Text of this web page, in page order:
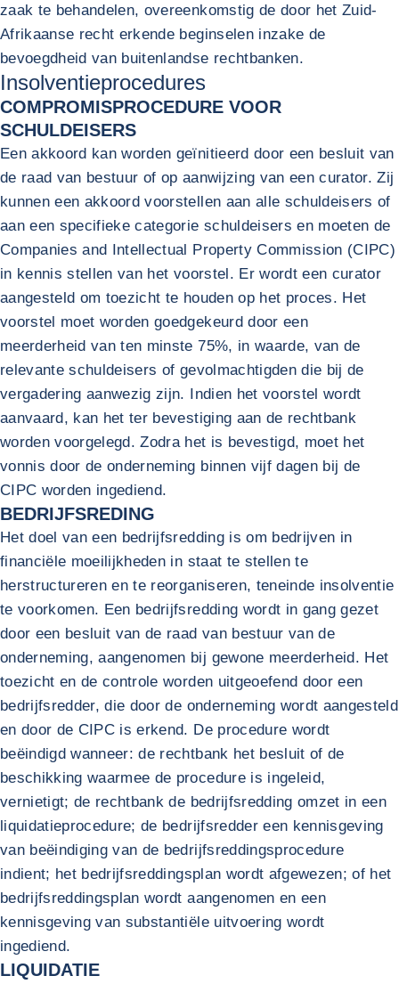
zaak te behandelen, overeenkomstig de door het Zuid-
Afrikaanse recht erkende beginselen inzake de
bevoegdheid van buitenlandse rechtbanken.
Insolventieprocedures
COMPROMISPROCEDURE VOOR
SCHULDEISERS
Een akkoord kan worden geïnitieerd door een besluit van
de raad van bestuur of op aanwijzing van een curator. Zij
kunnen een akkoord voorstellen aan alle schuldeisers of
aan een specifieke categorie schuldeisers en moeten de
Companies and Intellectual Property Commission (CIPC)
in kennis stellen van het voorstel. Er wordt een curator
aangesteld om toezicht te houden op het proces. Het
voorstel moet worden goedgekeurd door een
meerderheid van ten minste 75%, in waarde, van de
relevante schuldeisers of gevolmachtigden die bij de
vergadering aanwezig zijn. Indien het voorstel wordt
aanvaard, kan het ter bevestiging aan de rechtbank
worden voorgelegd. Zodra het is bevestigd, moet het
vonnis door de onderneming binnen vijf dagen bij de
CIPC worden ingediend.
BEDRIJFSREDING
Het doel van een bedrijfsredding is om bedrijven in
financiële moeilijkheden in staat te stellen te
herstructureren en te reorganiseren, teneinde insolventie
te voorkomen. Een bedrijfsredding wordt in gang gezet
door een besluit van de raad van bestuur van de
onderneming, aangenomen bij gewone meerderheid. Het
toezicht en de controle worden uitgeoefend door een
bedrijfsredder, die door de onderneming wordt aangesteld
en door de CIPC is erkend. De procedure wordt
beëindigd wanneer: de rechtbank het besluit of de
beschikking waarmee de procedure is ingeleid,
vernietigt; de rechtbank de bedrijfsredding omzet in een
liquidatieprocedure; de bedrijfsredder een kennisgeving
van beëindiging van de bedrijfsreddingsprocedure
indient; het bedrijfsreddingsplan wordt afgewezen; of het
bedrijfsreddingsplan wordt aangenomen en een
kennisgeving van substantiële uitvoering wordt
ingediend.
LIQUIDATIE